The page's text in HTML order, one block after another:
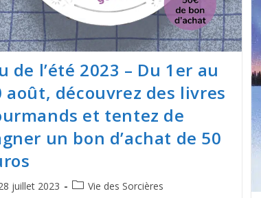
de l’été 2023 – Du 1er au
août, découvrez des livres
et tentez de
un bon d’achat de 50
juillet 2023 Vie des Sorcières